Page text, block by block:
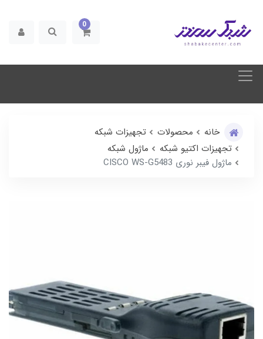
0
خانه محصولات
تجهیزات شبکه
تجهیزات اکتیو شبکه
ماژول شبکه
ماژول فیبر نوری CISCO WS-G5483